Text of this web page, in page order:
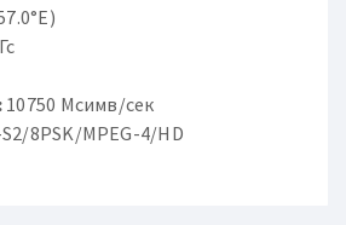
10750 Мсимв/сек
8PSK/MPEG-4/HD